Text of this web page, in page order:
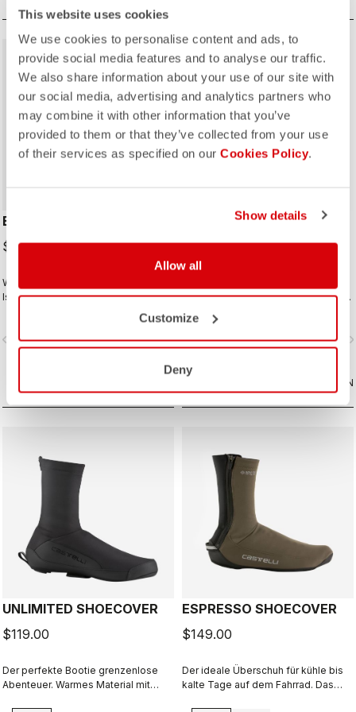
This website uses cookies
We use cookies to personalise content and ads, to
provide social media features and to analyse our traffic.
We also share information about your use of our site with
our social media, advertising and analytics partners who
may combine it with other information that you’ve
provided to them or that they’ve collected from your use
of their services as specified on our Cookies Policy.
Show details
Allow all
Customize
Deny
funktionieren.
ENTRATA SHOECOVER
$104.00
Wind- und Spritzschutz mit Fleece-
Isolierung halten den Entrata
funktional und einfach – und Ihre
navigate_next
PERFETTO SHOECOVER
$159.00
Perfetto Shoecover ist, wie bei der
gesamten Perfetto-Kollektion,
einschließlich des Gabba, auf Top-
Performance mit außergewöhnlicher
ausgelegt - mit einem hohen Maß an
Alleskönner unter den Überschuhen.
navigate_before
VERGLEICHEN
UNLIMITED SHOECOVER
$119.00
Der perfekte Bootie grenzenlose
Abenteuer. Warmes Material mit
ESPRESSO SHOECOVER
$149.00
Der ideale Überschuh für kühle bis
kalte Tage auf dem Fahrrad. Das